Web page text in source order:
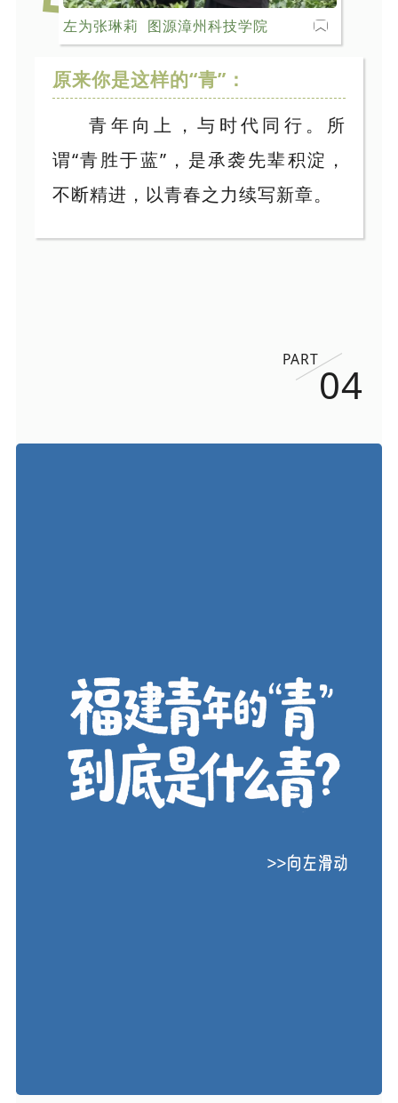
左为张琳莉 图源漳州科技学院
原来你是这样的“青”：
青年向上，与时代同行。所
谓“青胜于蓝”，是承袭先辈积淀，
不断精进，以青春之力续写新章。
PART04